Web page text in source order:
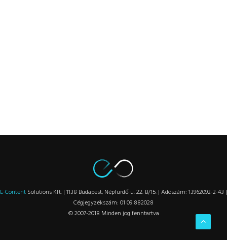
E-Content Solutions Kft. | 1138 Budapest, Népfürdő u. 22. B/15. | Adószám: 13962092-2-43 |
Cégjegyzékszám: 01 09 882028
© 2007-2018 Minden jog fenntartva